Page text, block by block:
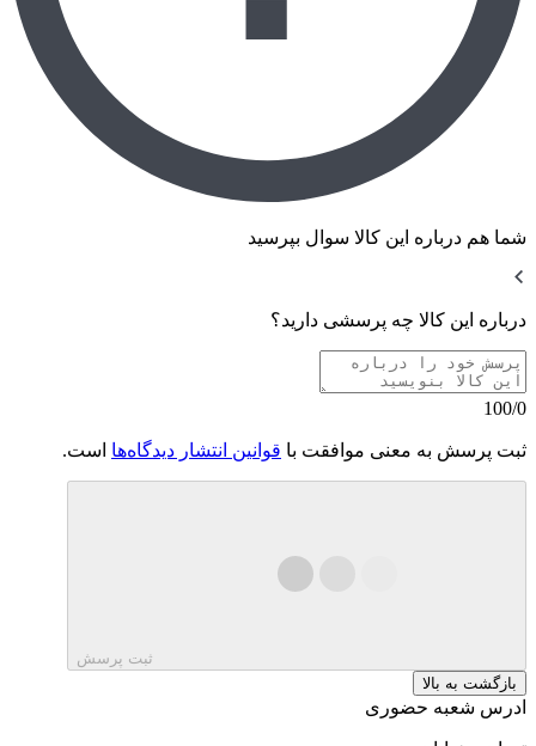
شما هم درباره این کالا سوال بپرسید
درباره این کالا چه پرسشی دارید؟
100/0
ثبت پرسش به معنی موافقت با قوانین انتشار دیدگاه‌ها است.
ثبت پرسش
بازگشت به بالا
ادرس شعبه حضوری